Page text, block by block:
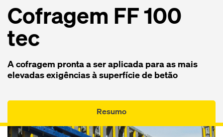
Cofragem FF 100
tec
A cofragem pronta a ser aplicada para as mais
elevadas exigências à superfície de betão
Resumo